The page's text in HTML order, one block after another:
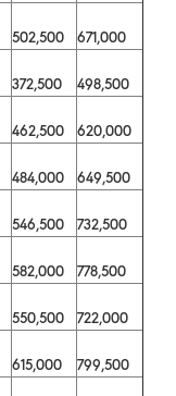
502,500
671,000
372,500
498,500
462,500
620,000
484,000
649,500
546,500
732,500
582,000
778,500
550,500
722,000
615,000
799,500